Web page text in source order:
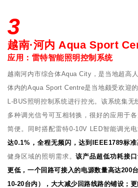
3
越南·河内 Aqua Sport
应用：雷特智能照明控制系统
越南河内市综合体Aqua City，是当地超高
体内的Aqua Sport Centre是当地颇受欢迎
L-BUS照明控制系统进行控光。该系统集无
多种调光信号可互相转换，很好的应用于
简便。同时搭配雷特0-10V LED智能调光电
达0.1%，全程无频闪，达到IEEE1789标
健身区域的照明需求。该产品超低功耗接
更低，一个回路可接入的电源数量高达200
10-20台内），大大减少回路线路的铺设；